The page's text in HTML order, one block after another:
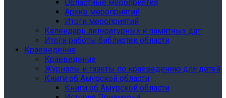
Областные мероприятия
Архив мероприятий
Итоги мероприятий
Календарь литературных и памятных дат
Итоги работы библиотек области
Краеведение
Краеведение
Журналы и газеты по краеведению для детей
Книги об Амурской области
Книги об Амурской области